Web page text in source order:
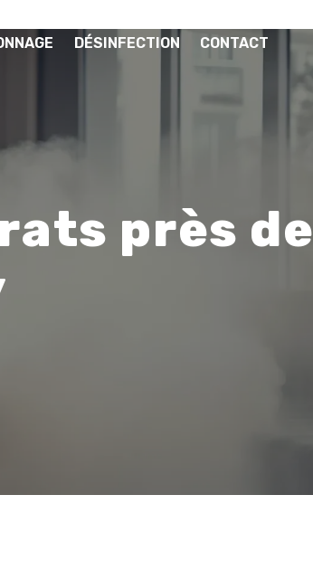
DÉSINFECTION CONTACT
près de